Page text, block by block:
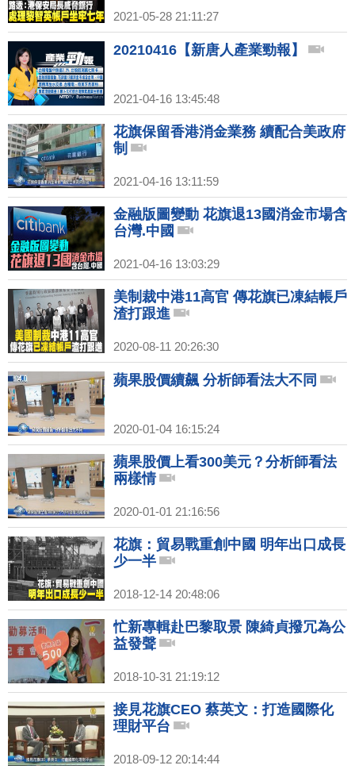
2021-05-28 21:11:27
20210416【新唐人產業勁報】
2021-04-16 13:45:48
花旗保留香港消金業務 續配合美政府
制
2021-04-16 13:11:59
金融版圖變動 花旗退13國消金市場含
台灣.中國
2021-04-16 13:03:29
美制裁中港11高官 傳花旗已凍結帳戶
渣打跟進
2020-08-11 20:26:30
蘋果股價續飆 分析師看法大不同
2020-01-04 16:15:24
蘋果股價上看300美元？分析師看法
兩樣情
2020-01-01 21:16:56
花旗：貿易戰重創中國 明年出口成長
少一半
2018-12-14 20:48:06
忙新專輯赴巴黎取景 陳綺貞撥冗為公
益發聲
2018-10-31 21:19:12
接見花旗CEO 蔡英文：打造國際化
理財平台
2018-09-12 20:14:44